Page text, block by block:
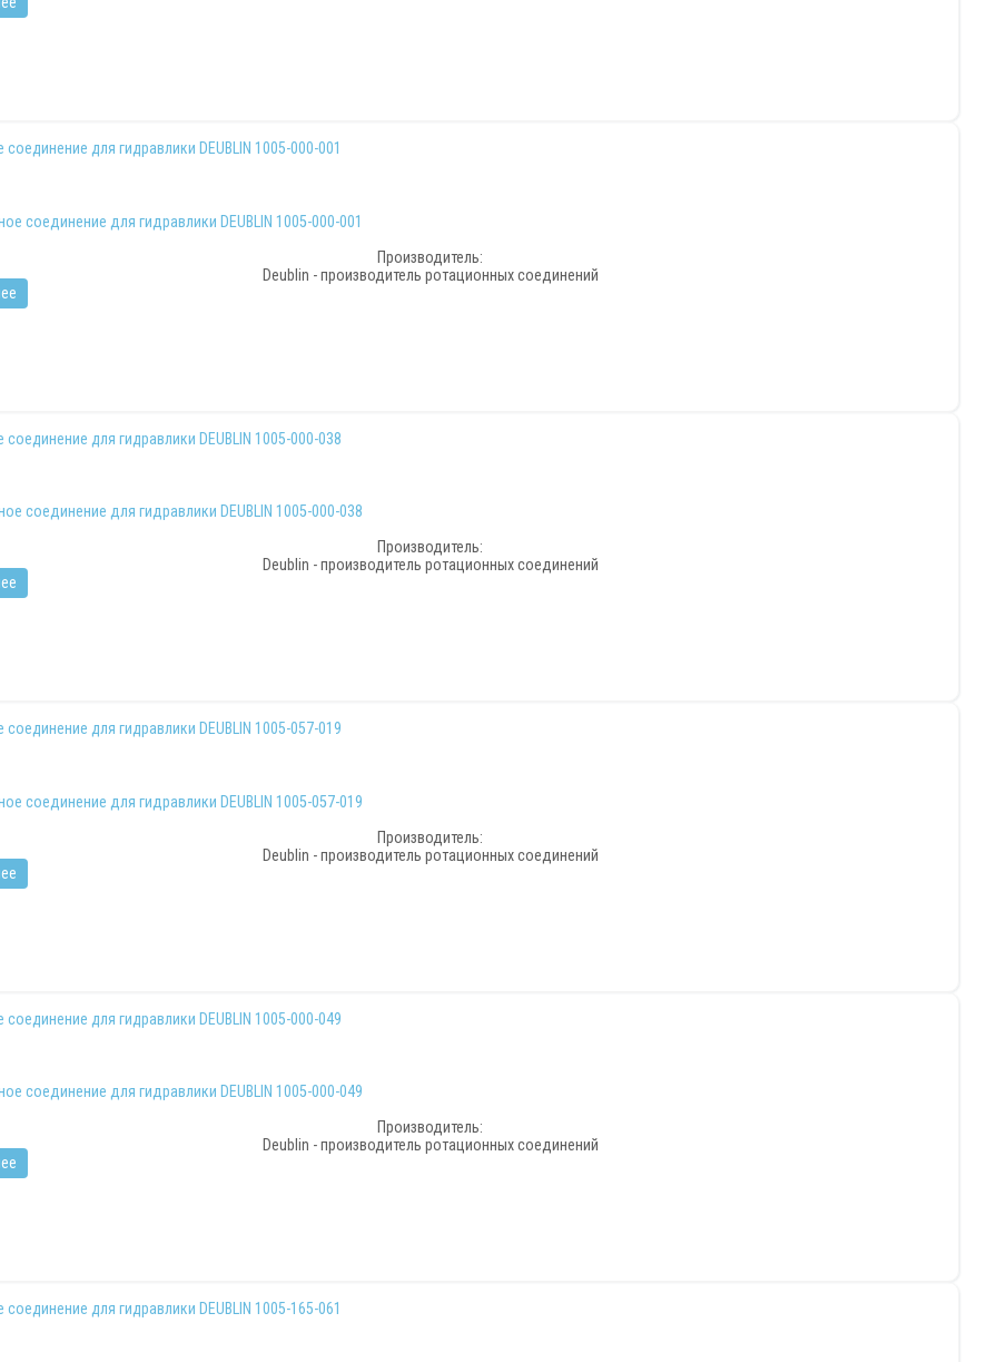
для гидравлики DEUBLIN 1005-000-001
Производитель:
Deublin - производитель ротационных соединений
для гидравлики DEUBLIN 1005-000-038
Производитель:
Deublin - производитель ротационных соединений
для гидравлики DEUBLIN 1005-057-019
Производитель:
Deublin - производитель ротационных соединений
для гидравлики DEUBLIN 1005-000-049
Производитель:
Deublin - производитель ротационных соединений
для гидравлики DEUBLIN 1005-165-061